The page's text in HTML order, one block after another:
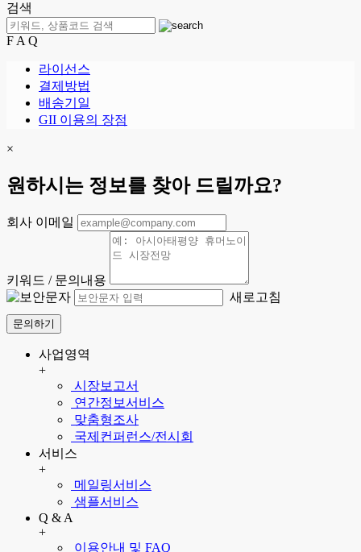
검색
F A Q
라이선스
결제방법
배송기일
GII 이용의 장점
×
원하시는 정보를 찾아 드릴까요?
회사 이메일
키워드 / 문의내용
새로고침
문의하기
사업영역
+
시장보고서
연간정보서비스
맞춤형조사
국제컨퍼런스/전시회
서비스
+
메일링서비스
샘플서비스
Q & A
+
이용안내 및 FAQ